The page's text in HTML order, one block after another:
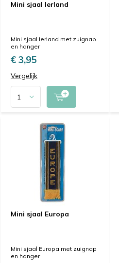
Mini sjaal Ierland
Mini sjaal Ierland met zuignap
en hanger
€ 3,95
Vergelijk
Mini sjaal Europa
Mini sjaal Europa met zuignap
en hanger